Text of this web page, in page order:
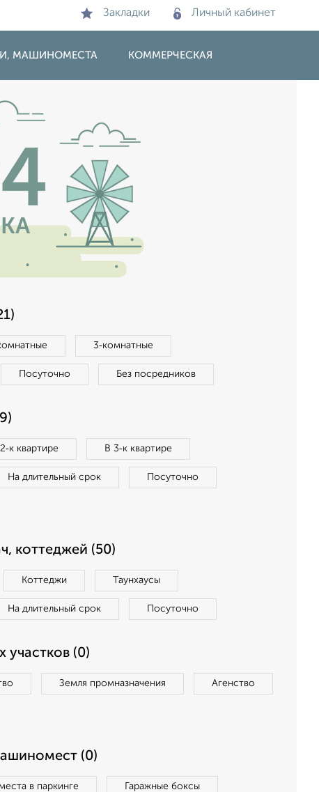
Закладки Личный кабинет
МАШИНОМЕСТА КОММЕРЧЕСКАЯ
3‑комнатные
Посуточно Без посредников
квартире В 3‑к квартире
На длительный срок Посуточно
коттеджей (50)
Коттеджи Таунхаусы
На длительный срок Посуточно
участков (0)
Земля промназначения Агенство
(0)
в паркинге Гаражные боксы